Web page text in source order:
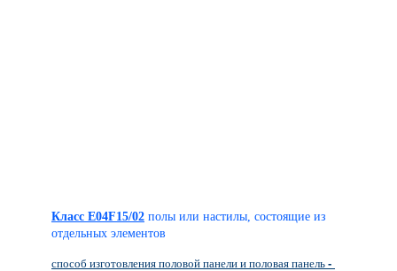
Класс E04F15/02 полы или настилы, состоящие из
отдельных элементов
способ изготовления половой панели и половая панель -